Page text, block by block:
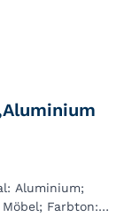
Aluminium;
Farbton: